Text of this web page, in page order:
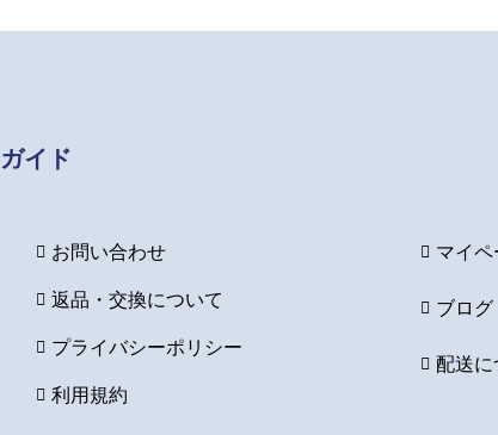
ガイド
お問い合わせ
返品・交換について
プライバシーポリシー
利用規約
マイペ
ブログ
配送に